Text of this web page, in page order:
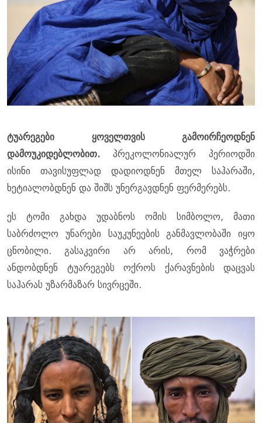
ტუარეგები ყოველთვის გამოირჩეოდნენ
დამოუკიდებლობით. პრეკოლონიალურ პერიოდში
ისინი თავისუფლად დადიოდნენ მთელ საჰარაში,
ხეტიალობდნენ და შიშს უნერგავდნენ ფერმერებს.
ეს ტომი გახდა უდაბნოს ომის სიმბოლო, მათი
საბრძოლო უნარები საუკუნეების განმავლობაში იყო
ცნობილი. გასაკვირი არ არის, რომ ვაჭრები
ანდობდნენ ტუარეგებს ოქროს ქარავნების დაცვას
საჰარას უზარმაზარ სივრცეში.